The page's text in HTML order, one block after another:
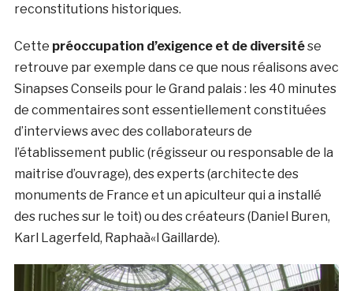
reconstitutions historiques.
Cette préoccupation d’exigence et de diversitése
retrouve par exemple dans ce que nous réalisons avec
Sinapses Conseils pour le Grand palais : les 40 minutes
de commentaires sont essentiellement constituées
d’interviews avec des collaborateurs de
l’établissement public (régisseur ou responsable de la
maitrise d’ouvrage), des experts (architecte des
monuments de France et un apiculteur qui a installé
des ruches sur le toit) ou des créateurs (Daniel Buren,
Karl Lagerfeld, Raphaà«l Gaillarde).